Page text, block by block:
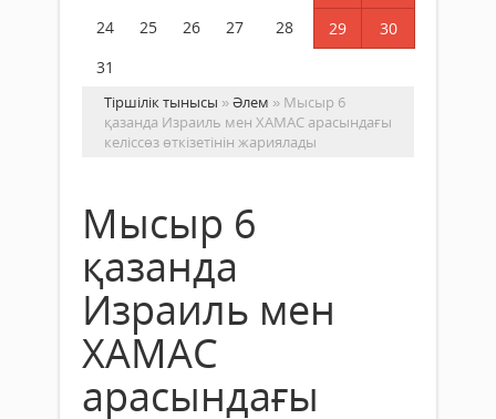
24
25 26 27 28 29
30
31
Тіршілік тынысы »Әлем » Мысыр 6
қазанда Израиль мен ХАМАС арасындағы
келіссөз өткізетінін жариялады
Мысыр 6
қазанда
Израиль мен
ХАМАС
арасындағы